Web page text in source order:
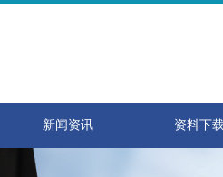
新闻资讯 资料下